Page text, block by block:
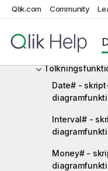
Qlik.com Community
Geospatiala
Date# -
Interval# -
Money# -